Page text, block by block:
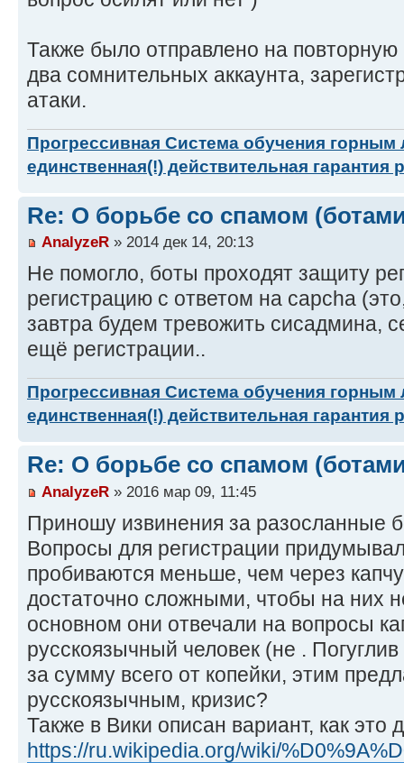
Также было отправлено на
два сомнительных аккаунта,
атаки.
Прогрессивная Система обучения
единственная(!) действительная гарантия
Re: О борьбе со спамом
AnalyzeR » 2014 дек 14, 20:13
Не помогло, боты проходят защиту
регистрацию с ответом на capcha
завтра будем тревожить сисадмина,
ещё регистрации..
Прогрессивная Система обучения
единственная(!) действительная гарантия
Re: О борьбе со спамом
AnalyzeR » 2016 мар 09, 11:45
Приношу извинения за разосланные
Вопросы для регистрации
пробиваются меньше, чем через
достаточно сложными, чтобы на них
основном они отвечали на вопросы
русскоязычный человек (не .
за сумму всего от копейки, этим
русскоязычным, кризис?
Также в Вики описан вариант, как это
https://ru.wikipedia.org/wiki/